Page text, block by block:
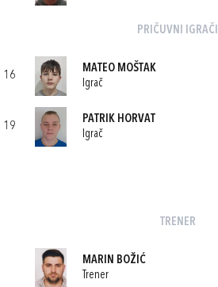
PRIČUVNI IGRAČI
16
MATEO MOŠTAK
Igrač
19
PATRIK HORVAT
Igrač
TRENER
MARIN BOŽIĆ
Trener